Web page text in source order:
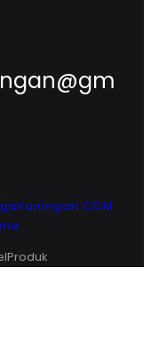
Produk